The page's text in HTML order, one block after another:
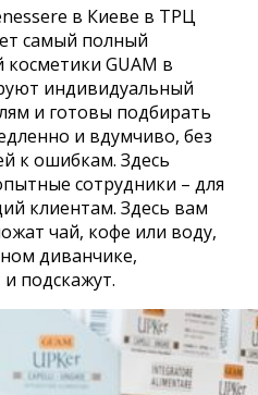
в Киеве в ТРЦ
самый полный
косметики GUAM в
индивидуальный
и готовы подбирать
и вдумчиво, без
к ошибкам. Здесь
сотрудники – для
клиентам. Здесь вам
чай, кофе или воду,
диванчике,
подскажут.